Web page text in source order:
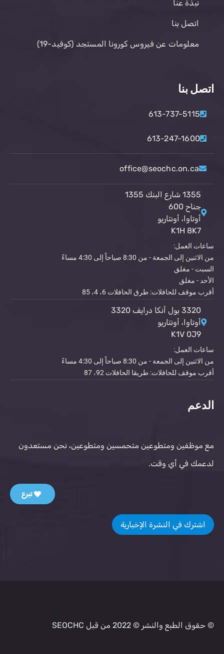
نبذة عنا
اتصل بنا
معلومات عن فيروس كورونا المستجد (كوفيد-19)
اتصل بنا
613-737-5115
613-247-1600
office@seochc.on.ca
1355 شارع البنك 1355
جناح 600
أوتاوا، أونتاريو
K1H 8K7
ساعات العمل:
من الاثنين إلى الجمعة - من 8:30 صباحاً إلى 4:30 مساءً
السبت - مغلق
الأحد - مغلق
أقرب موقف للحافلات: طرق الحافلات 6، 4، 85
3320 بول أنكا درايف 3320
أوتاوا، أونتاريو
K1V 0J9
ساعات العمل:
من الاثنين إلى الجمعة - من 8:30 صباحاً إلى 4:30 مساءً
أقرب موقف للحافلات: طريقا الحافلات 92، 87
الدعم
مع موظفين ومتطوعين متحمسين ومتطوعين، نحن مستعدون
لدعمك في أي وقت.
تبرع
اشترك في النشرة الإخبارية
© حقوق الطبع والنشر © 2022 من قبل SEOCHC